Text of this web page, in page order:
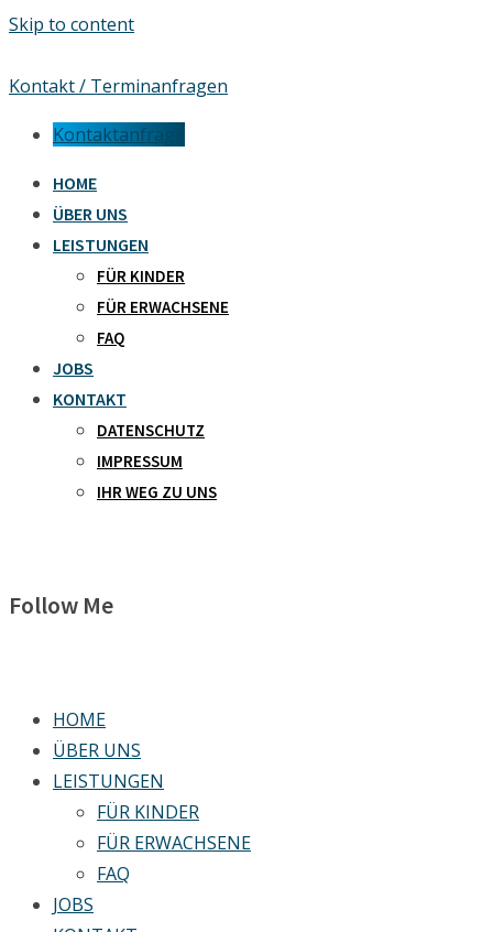
Skip to content
Kontakt / Terminanfragen
Kontaktanfrage
HOME
ÜBER UNS
LEISTUNGEN
FÜR KINDER
FÜR ERWACHSENE
FAQ
JOBS
KONTAKT
DATENSCHUTZ
IMPRESSUM
IHR WEG ZU UNS
Follow Me
HOME
ÜBER UNS
LEISTUNGEN
FÜR KINDER
FÜR ERWACHSENE
FAQ
JOBS